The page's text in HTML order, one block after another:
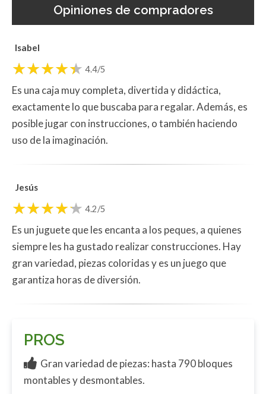
Opiniones de compradores
Isabel
4.4/5
Es una caja muy completa, divertida y didáctica,
exactamente lo que buscaba para regalar. Además, es
posible jugar con instrucciones, o también haciendo
uso de la imaginación.
Jesús
4.2/5
Es un juguete que les encanta a los peques, a quienes
siempre les ha gustado realizar construcciones. Hay
gran variedad, piezas coloridas y es un juego que
garantiza horas de diversión.
PROS
Gran variedad de piezas: hasta 790 bloques
montables y desmontables.